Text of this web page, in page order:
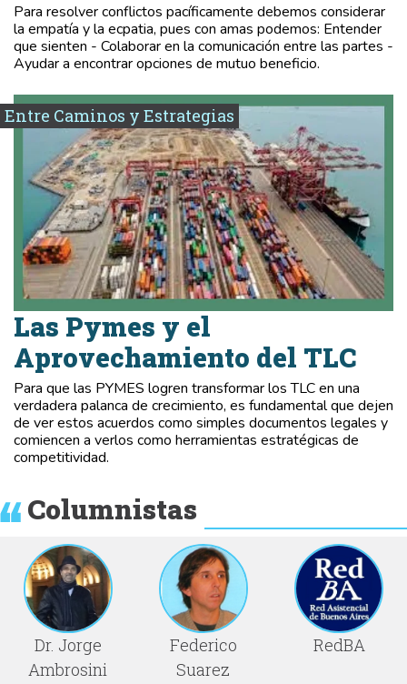
Para resolver conflictos pacíficamente debemos considerar
la empatía y la ecpatia, pues con amas podemos: Entender
que sienten - Colaborar en la comunicación entre las partes -
Ayudar a encontrar opciones de mutuo beneficio.
Entre Caminos y Estrategias
Las Pymes y el
Aprovechamiento del TLC
Para que las PYMES logren transformar los TLC en una
verdadera palanca de crecimiento, es fundamental que dejen
de ver estos acuerdos como simples documentos legales y
comiencen a verlos como herramientas estratégicas de
competitividad.
Columnistas
Dr. Jorge
Ambrosini
Federico
Suarez
RedBA